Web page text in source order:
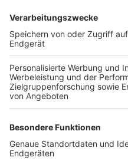
TOP-VEREINE
TOP-PARTNER